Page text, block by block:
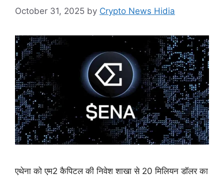
October 31, 2025 by Crypto News Hidia
एथेना को एम2 कैपिटल की निवेश शाखा से 20 मिलियन डॉलर का